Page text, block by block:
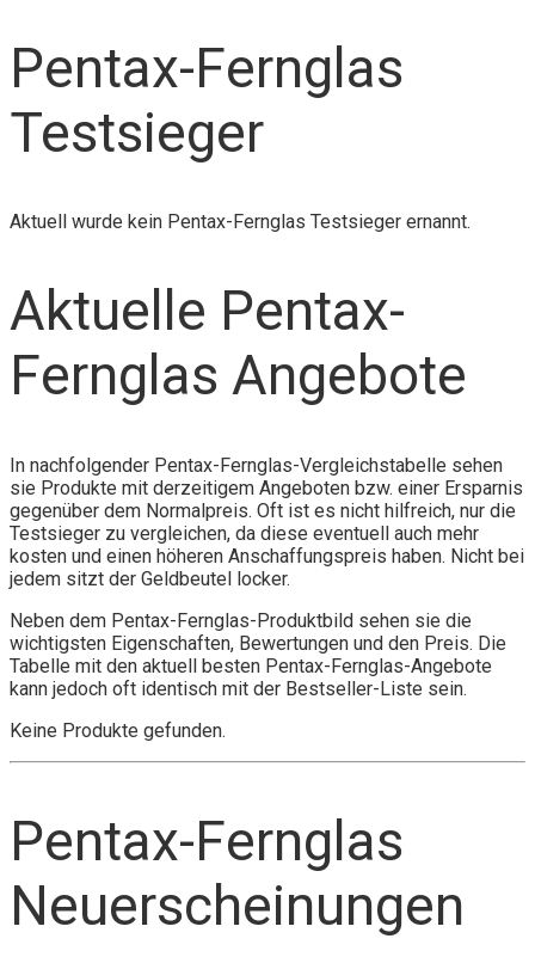
Pentax-Fernglas
Testsieger
Aktuell wurde kein Pentax-Fernglas Testsieger ernannt.
Aktuelle Pentax-
Fernglas Angebote
In nachfolgender Pentax-Fernglas-Vergleichstabelle sehen
sie Produkte mit derzeitigem Angeboten bzw. einer Ersparnis
gegenüber dem Normalpreis. Oft ist es nicht hilfreich, nur die
Testsieger zu vergleichen, da diese eventuell auch mehr
kosten und einen höheren Anschaffungspreis haben. Nicht bei
jedem sitzt der Geldbeutel locker.
Neben dem Pentax-Fernglas-Produktbild sehen sie die
wichtigsten Eigenschaften, Bewertungen und den Preis. Die
Tabelle mit den aktuell besten Pentax-Fernglas-Angebote
kann jedoch oft identisch mit der Bestseller-Liste sein.
Keine Produkte gefunden.
Pentax-Fernglas
Neuerscheinungen